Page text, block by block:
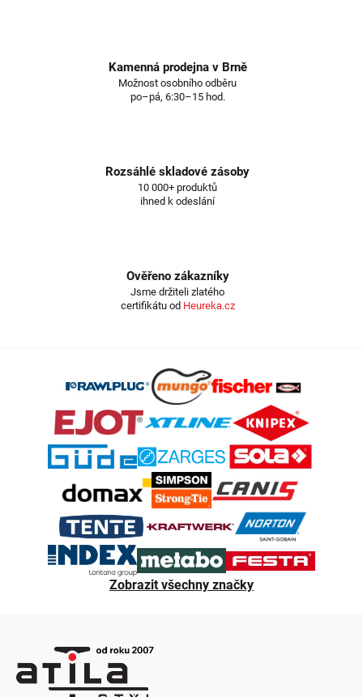
Kamenná prodejna v Brně
Možnost osobního odběru
po–pá, 6:30–15 hod.
Rozsáhlé skladové zásoby
10 000+ produktů
ihned k odeslání
Ověřeno zákazníky
Jsme držiteli zlatého
certifikátu od Heureka.cz
Zobrazit všechny značky